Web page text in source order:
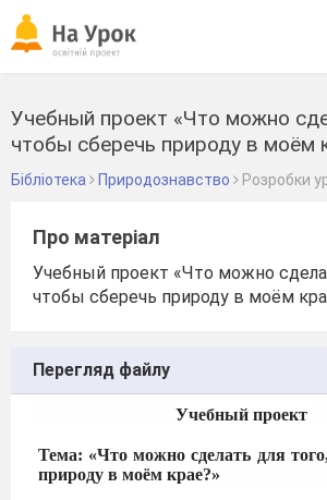
Учебный проект «Что можно
чтобы сберечь природу в моём
Бібліотека Природознавство Розробки
Про матеріал
Учебный проект «Что можно
чтобы сберечь природу в моём
Перегляд файлу
Учебный проект
Тема: «Что можно сделать для
природу в моём крае?»